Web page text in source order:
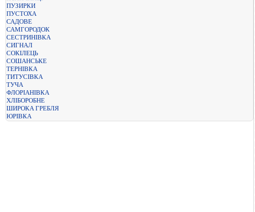
ПУЗИРКИ
ПУСТОХА
САДОВЕ
САМГОРОДОК
СЕСТРИНІВКА
СИГНАЛ
СОКІЛЕЦЬ
СОШАНСЬКЕ
ТЕРНІВКА
ТИТУСІВКА
ТУЧА
ФЛОРІАНІВКА
ХЛІБОРОБНЕ
ШИРОКА ГРЕБЛЯ
ЮРІВКА